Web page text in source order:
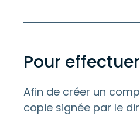
Pour
Afin de créer un
copie signée par le